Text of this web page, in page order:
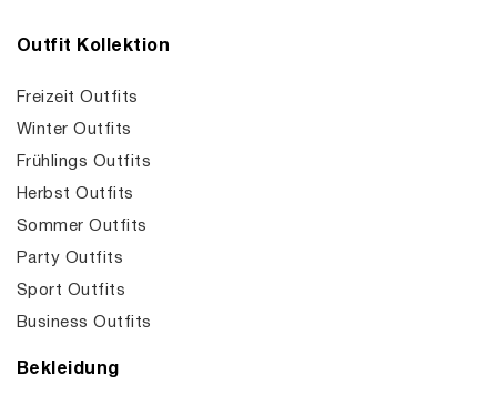
Outfit Kollektion
Freizeit Outfits
Winter Outfits
Frühlings Outfits
Herbst Outfits
Sommer Outfits
Party Outfits
Sport Outfits
Business Outfits
Bekleidung